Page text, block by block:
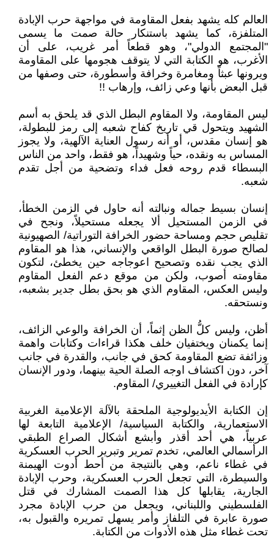
العالم كله يشهد بفعل المقاومة في مواجهة حرب الإبادة
المتلفزة، كما يشهد باستنكار حالة صمت ما يسمى
"المجتمع الدولي"، وهو قطعاً أمر غريب، على أن
الأغرب، هو الكتابة التي لا يتوقف هجومها على المقاومة
ويرونها عبثاً ومغامرة وخرافة وأسطورة، حتى وصفها من
قبل البعض بأنها وعي زائف، وإرهاب !!
ليس المقاومة، ولا المقاوم البطل الذي قد يلحق به أسم
الشهيد ويتحول قي تاريخ كفاح شعبه إلى رمز للبطولة،
هو إنسان مقدس، أو أنه رسول العناية الآلهية، ولا يجوز
المساس به ونقده، حياً وشهيداً، هو فقط، واحد من الناس
البسطاء قدم روحه فعل فداء وتضحية من أجل تقدم
شعبه.
إنسان بسيط جماله ونبالته أنه حاول في الزمن الخطأ،
في الزمن المستحيل ألا يجعله مستحيلاً، ونجح في
تقليص حجم ومساحة حضور الخرافة التوراتية/ الصهيونية
لصالح صورة البطل الواقعي والإنساني، هذا هو المقاوم
الذي يجب نقده وتصحيح اعوجاجه حين يخطئ، لتكون
مقاومته أصوب، ولكن من موقع دعم الفعل المقاوم
وليس العكس، المقاوم الذي هو بحق بطل جدير بشعبه،
ونستحقه.
أظن، وليس كلُّ الظن إثماً، أن الخرافة والوعي الزائف،
إنما يكمنان ويختفيان خلف هكذا قراءات وكتابات واهمة
وزائفة تضع المقاومة كحق في جانب، والقدرة في جانب
آخر، دون اكتشاف اوجه الصلة الحية بينهما، ودور الإنسان
كإرادة في الفعل التغييري/ المقاوم.
إن الكتابة الأيديولوجية الملحقة بالآلة الإعلامية الغربية
الاستعمارية، والكتابة السياسية/ الإعلامية التابعة لها
عربياً، هي أحد أقذر وأبشع أشكال الصراع الطبقي
الرأسمالي العالمي، تخدم تمرير وتبرير الحرب العسكرية
في غطاء ناعم، وهي بالنتيجة من أحط أدوت الهيمنة
والسيطرة، التي تجعل الحرب العسكرية، وحرب الإبادة
الجارية، يقابلها كل هذا الصمت المشارك في قتل
الفلسطيني واللبناني، ويجعل من حرب الإبادة مجرد
صورة عابرة في التلفاز وأمر يسهل تمريره والقبول به،
تحت غطاء مثل هذه الأدوات من الكتابة.